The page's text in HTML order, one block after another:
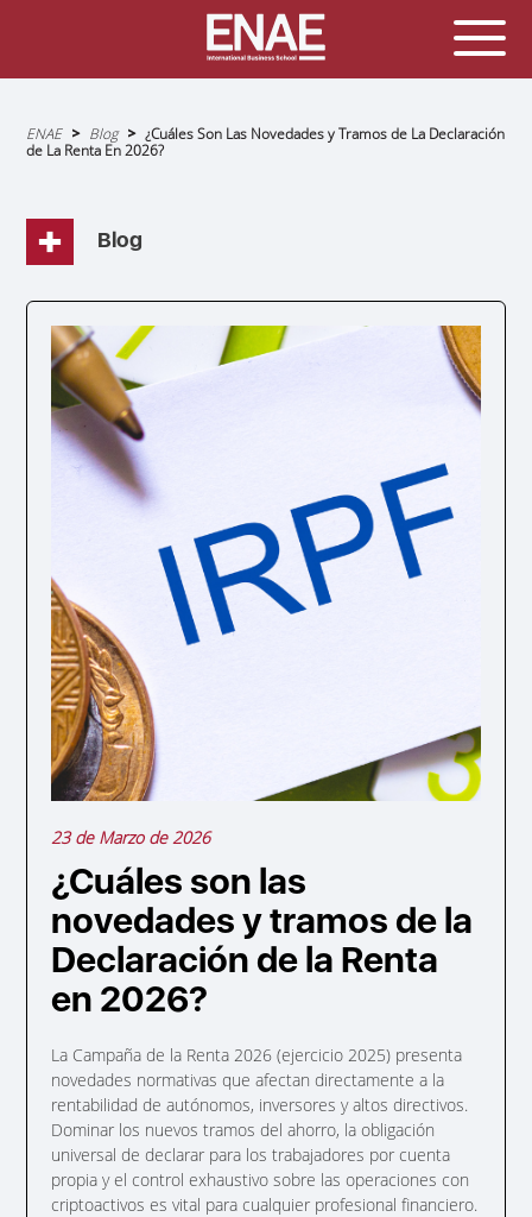
Sobrescribir
enlaces
de
navegación
ENAE Blog
¿Cuáles Son Las Novedades y Tramos de La Declaración
de La Renta En 2026?
Blog
23 de Marzo de 2026
¿Cuáles son las
novedades y tramos de la
Declaración de la Renta
en 2026?
La Campaña de la Renta 2026 (ejercicio 2025) presenta
novedades normativas que afectan directamente a la
rentabilidad de autónomos, inversores y altos directivos.
Dominar los nuevos tramos del ahorro, la obligación
universal de declarar para los trabajadores por cuenta
propia y el control exhaustivo sobre las operaciones con
criptoactivos es vital para cualquier profesional financiero.